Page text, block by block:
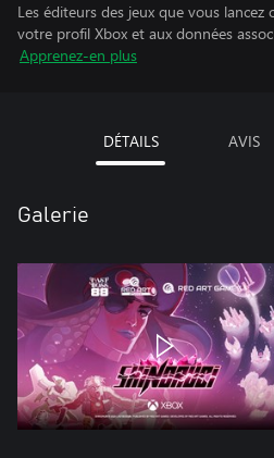
Les éditeurs des jeux que vous
votre profil Xbox et aux données
Apprenez-en plus
DÉTAILS AVIS
Galerie